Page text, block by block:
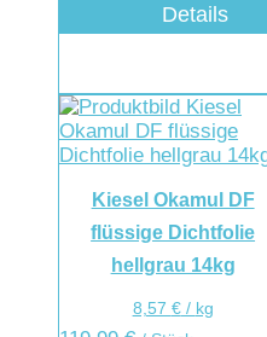
Details
Kiesel Okamul DF
flüssige Dichtfolie
hellgrau 14kg
8,57 €/ kg